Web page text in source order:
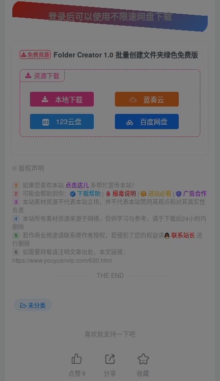
登录后可以使用不限速网盘下载
免费资源 Folder Creator 1.0 批量创建文件夹绿色免费版
资源下载
本地下载 蓝奏云
123云盘 百度网盘
© 版权声明
1 如果您喜欢本站 点击这儿 多帮忙宣传本站！
2 可能会帮助到你： 下载帮助 | 报毒说明 | 进站必看 | 广告合作
3
本站素材资源不代表本站立场，并不代表本站赞同其观点和对其真实性
负责
4
本站所有素材资源来源于网络，仅供学习与参考，请于下载后24小时内
删除
5 若作商业用途请联系原作者授权，若侵犯了您的权益请 联系站长 进
行删除
6
如需要转载请注明文章出处，本文链接：
https://www.youyuanvip.com/630.html
THE END
未分类
喜欢就支持一下吧
点赞 9 分享 收藏